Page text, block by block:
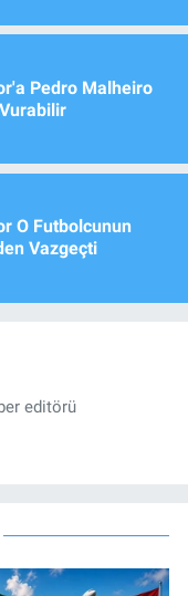
Pedro Malheiro
O Futbolcunun
Vazgeçti
editörü